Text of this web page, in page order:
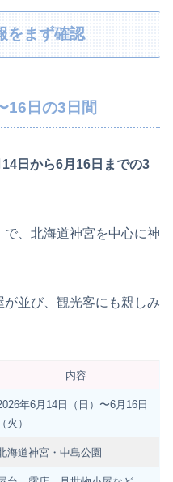
をまず確認
16日の3日間
日から6月16日までの3
、北海道神宮を中心に神
並び、観光客にも親しみ
内容
年6月14日（日）〜6月16日
（火）
海道神宮・中島公園